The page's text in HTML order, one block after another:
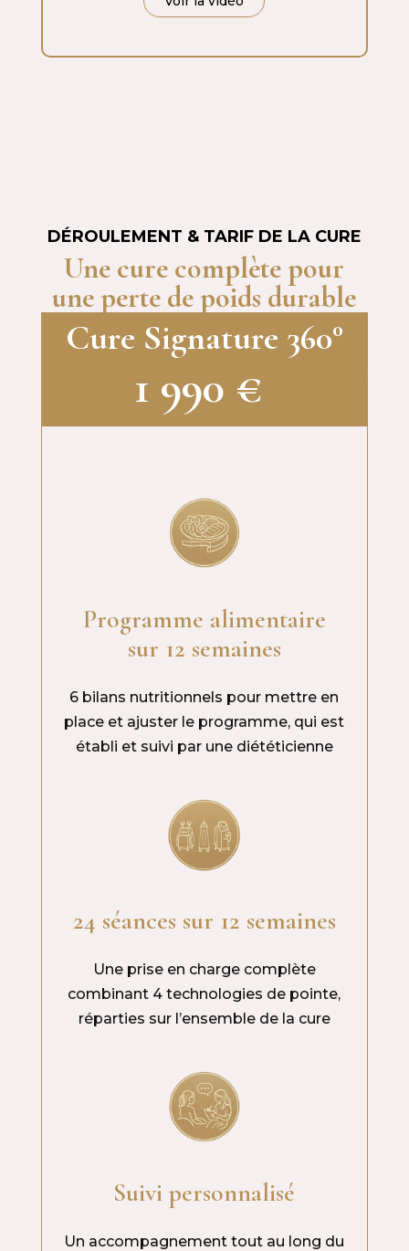
DÉROULEMENT & TARIF DE LA CURE
Une cure complète pour
une perte de poids durable
OFFERT
Cure Signature 360°
1 990 €
Programme alimentaire
sur 12 semaines
6 bilans nutritionnels pour mettre en
place et ajuster le programme, qui est
établi et suivi par une diététicienne
24 séances sur 12 semaines
Une prise en charge complète
combinant 4 technologies de pointe,
réparties sur l’ensemble de la cure
Suivi personnalisé
Un accompagnement tout au long du